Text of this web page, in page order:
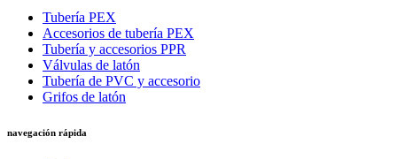
Tubería PEX
Accesorios de tubería PEX
Tubería y accesorios PPR
Válvulas de latón
Tubería de PVC y accesorio
Grifos de latón
navegación rápida